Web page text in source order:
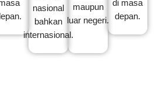
nasional
bahkan
internasional.
maupun
luar negeri.
di masa
depan.